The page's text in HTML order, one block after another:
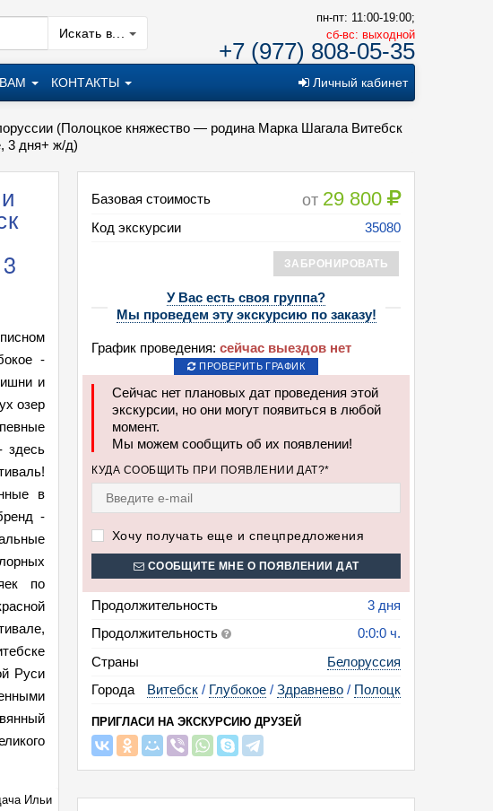
Искать в...
пн-пт: 11:00-19:00;
cб-вс: выходной
+7 (977) 808-05-35
КОНТАКТЫ Личный кабинет
(Полоцкое княжество — родина Марка Шагала Витебск
3 дня+ ж/д)
Базовая стоимость от 29 800
Код экскурсии 35080
ЗАБРОНИРОВАТЬ
У Вас есть своя группа?
Мы проведем эту экскурсию по заказу!
График проведения: сейчас выездов нет
ПРОВЕРИТЬ ГРАФИК
Сейчас нет плановых дат проведения этой
экскурсии, но они могут появиться в любой
момент.
Мы можем сообщить об их появлении!
КУДА СООБЩИТЬ ПРИ ПОЯВЛЕНИИ ДАТ?*
Хочу получать еще и спецпредложения
СООБЩИТЕ МНЕ О ПОЯВЛЕНИИ ДАТ
Продолжительность
3 дня
Продолжительность
0:0:0 ч.
Страны
Белоруссия
Города
Витебск / Глубокое / Здравнево / Полоцк
ПРИГЛАСИ НА ЭКСКУРСИЮ ДРУЗЕЙ
-
и
озер
здесь
в
-
по
Руси
Ильи
Тур: Грандиозный Вишневый фестиваль в Белоруссии (Полоцкое княжество